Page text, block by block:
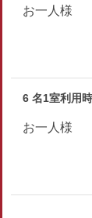
バス/ト
お一人様
6 名1室利用時
お一人様